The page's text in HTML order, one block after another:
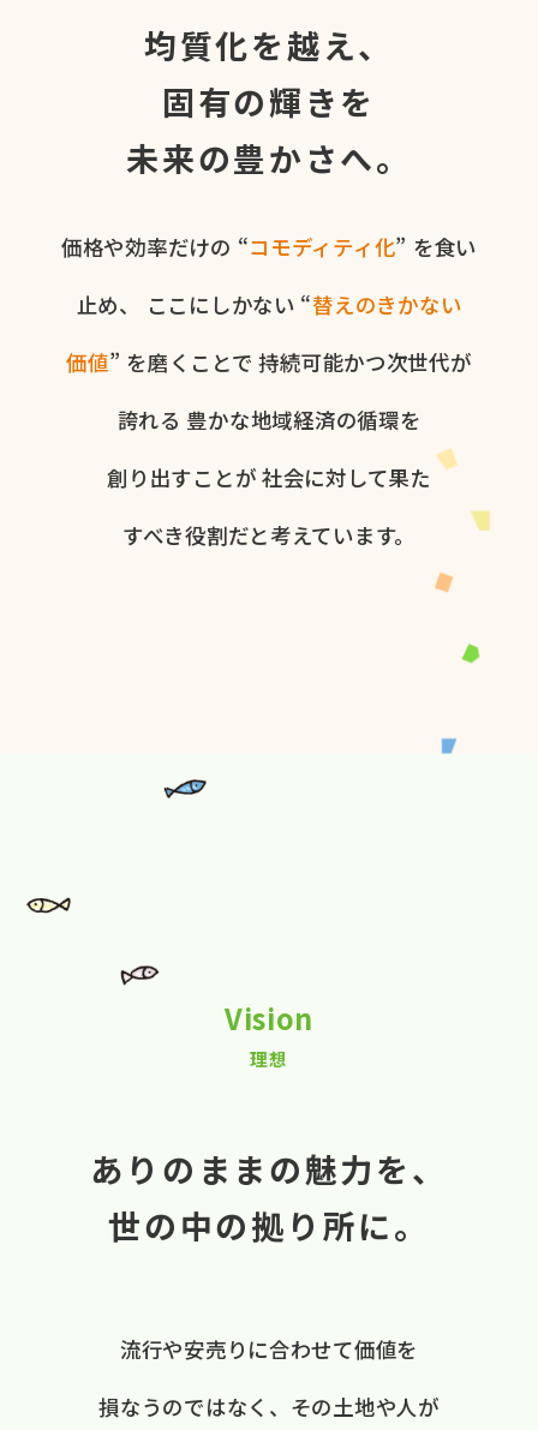
均質化を越え、
固有の輝きを
未来の豊かさへ。
価格や​効率だけの​ “コモディティ化” を​食い​
止め、
ここに​しかない​ “替えの​きかない​
価値” を​磨く​ことで 持続可能かつ次世代が​
誇れる 豊かな​地域経済の​循環を​
創り出すことが 社会に​対して​果た​
すべき役割だと​考えています。​
Vision
理想
ありのままの魅力を、
世の中の拠り所に。
流行や​安売りに​合わせて​価値を​
損なうのではなく、 ​その​土地や​人が​